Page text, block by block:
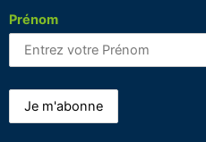
Prénom